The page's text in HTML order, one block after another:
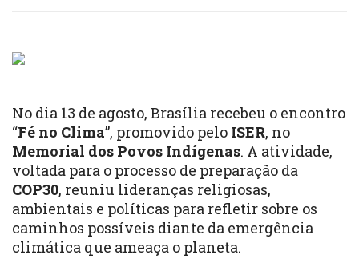
No dia 13 de agosto, Brasília recebeu o encontro
“Fé no Clima”, promovido pelo ISER, no
Memorial dos Povos Indígenas. A atividade,
voltada para o processo de preparação da
COP30, reuniu lideranças religiosas,
ambientais e políticas para refletir sobre os
caminhos possíveis diante da emergência
climática que ameaça o planeta.